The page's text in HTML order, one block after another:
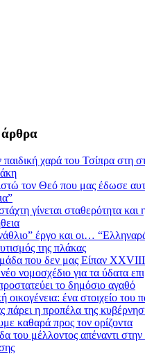
χαρά του Τσίπρα στη
τον Θεό που μας έδωσε
γίνεται σταθερότητα
έργο και οι…
της πλάκας
που δεν μας Είπαν XXVIII
νέο νομοσχέδιο για τα ύδατα
το δημόσιο αγαθό
οικογένεια: ένα στοιχείο του
πάρει η προπέλα της
καθαρά προς τον ορίζοντα
του μέλλοντος απέναντι